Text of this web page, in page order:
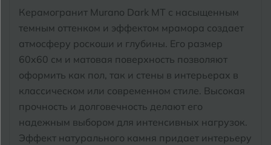
Керамогранит Murano Dark MT с насыщенным
темным оттенком и эффектом мрамора создает
атмосферу роскоши и глубины. Его размер
60x60 см и матовая поверхность позволяют
оформить как пол, так и стены в интерьерах в
классическом или современном стиле. Высокая
прочность и долговечность делают его
надежным выбором для интенсивных нагрузок.
Эффект натурального камня придает интерьеру
Ижевск
Казань
Кемерово
Кострома
Томск
Тула
У Улан-Удэ
Ульяновск